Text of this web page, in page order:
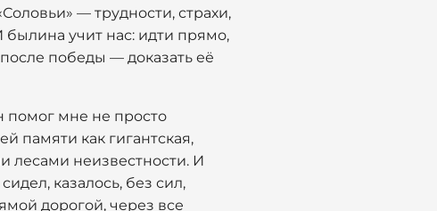
— трудности, страхи,
былина учит нас: идти прямо,
победы — доказать её
помог мне не просто
памяти как гигантская,
неизвестности. И
казалось, без сил,
дорогой, через все